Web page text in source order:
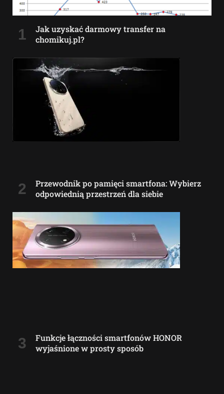
Jak uzyskać darmowy transfer na
chomikuj.pl?
Przewodnik po pamięci smartfona: Wybierz
odpowiednią przestrzeń dla siebie
Funkcje łączności smartfonów HONOR
wyjaśnione w prosty sposób